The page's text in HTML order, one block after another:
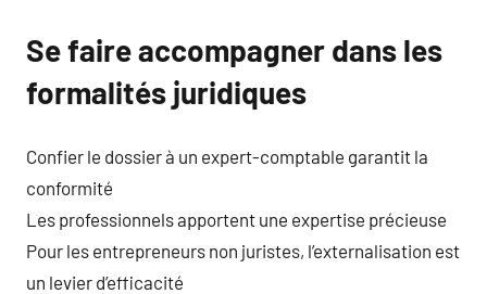
Se faire accompagner dans les
formalités juridiques
Confier le dossier à un expert-comptable garantit la
conformité
Les professionnels apportent une expertise précieuse
Pour les entrepreneurs non juristes, l’externalisation est
un levier d’efficacité